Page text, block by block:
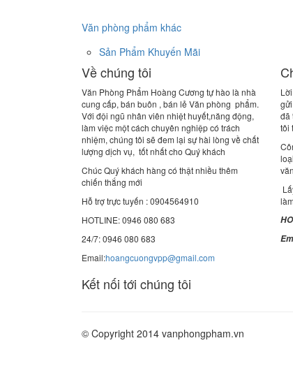
Văn phòng phẩm khác
Sản Phẩm Khuyến Mãi
Về chúng tôi
Văn Phòng Phẩm Hoàng Cương tự hào là nhà
cung cấp, bán buôn , bán lẻ Văn phòng phẩm.
Với đội ngũ nhân viên nhiệt huyết,năng động,
làm việc một cách chuyên nghiệp có trách
nhiệm, chúng tôi sẽ đem lại sự hài lòng về chất
lượng dịch vụ, tốt nhất cho Quý khách
Chúc Quý khách hàng có thật nhiều thêm
chiến thắng mới
Hỗ trợ trực tuyến : 0904564910
HOTLINE: 0946 080 683
24/7: 0946 080 683
Email:hoangcuongvpp@gmail.com
đã
tôi
Kết nối tới chúng tôi
© Copyright 2014 vanphongpham.vn